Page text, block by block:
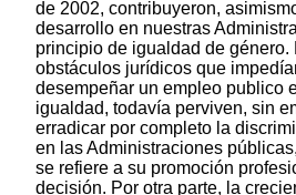
de 2002, contribuyeron,
desarrollo en nuestras
principio de igualdad de género.
obstáculos jurídicos que
desempeñar un empleo publico
igualdad, todavía perviven, sin
erradicar por completo la
en las Administraciones
se refiere a su promoción
decisión. Por otra parte, la